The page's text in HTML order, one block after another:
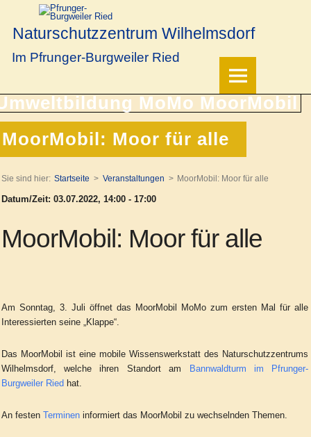
Naturschutzzentrum Wilhelmsdorf
Im Pfrunger-Burgweiler Ried
MoorMobil: Moor für alle
Sie sind hier: Startseite Veranstaltungen MoorMobil: Moor für alle
Datum/Zeit: 03.07.2022, 14:00 - 17:00
MoorMobil: Moor für alle
Am Sonntag, 3. Juli öffnet das MoorMobil MoMo zum ersten Mal für alle
Interessierten seine „Klappe“.
Das MoorMobil ist eine mobile Wissenswerkstatt des Naturschutzzentrums
Wilhelmsdorf, welche ihren Standort am
Bannwaldturm im Pfrunger-
Burgweiler Ried hat.
An festen Termineninformiert das MoorMobil zu wechselnden Themen.